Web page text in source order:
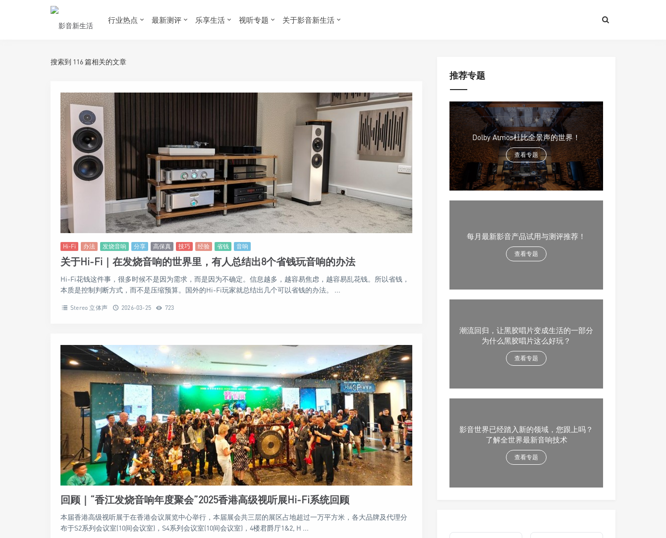
行业热点 最新测评 乐享生活 视听专题 关于影音新生活
搜索到 116 篇相关的文章
Hi-Fi 办法 发烧音响 分享 高保真 技巧 经验 省钱 音响
关于Hi-Fi｜在发烧音响的世界里，有人总结出8个省钱玩音响的办法
Hi-Fi花钱这件事，很多时候不是因为需求，而是因为不确定。信息越多，越容易焦虑，越容易乱花钱。所以省钱，
本质是控制判断方式，而不是压缩预算。国外的Hi-Fi玩家就总结出几个可以省钱的办法。 ...
Stereo 立体声 2026-03-25 723
回顾｜“香江发烧音响年度聚会”2025香港高级视听展Hi-Fi系统回顾
本届香港高级视听展于在香港会议展览中心举行，本届展会共三层的展区占地超过一万平方米，各大品牌及代理分
布于S2系列会议室(10间会议室)，S4系列会议室(10间会议室)，4楼君爵厅1&2, H ...
推荐专题
Dolby Atmos杜比全景声的世界！
查看专题
每月最新影音产品试用与测评推荐！
查看专题
潮流回归，让黑胶唱片变成生活的一部分
为什么黑胶唱片这么好玩？
查看专题
影音世界已经踏入新的领域，您跟上吗？
了解全世界最新音响技术
查看专题